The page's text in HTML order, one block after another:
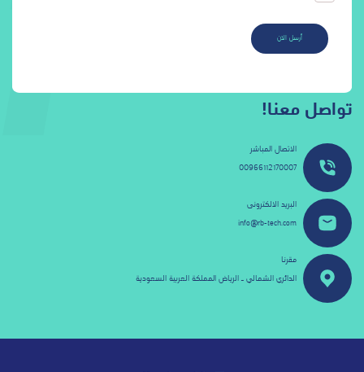
الاتصال المباشر
00966112170007
البريد الالكترونى
info@rb-tech.com
مقرنا
الدائري الشمالي ـ الرياض المملكة العربية السعودية